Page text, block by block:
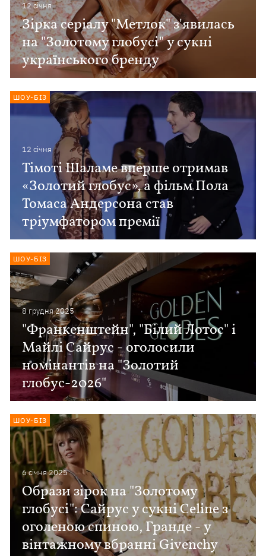
12 сiчня
Зірка серіалу "Метлок" з'явилась
на "Золотому глобусі" у сукні
українського бренду
12 сiчня
Тімоті Шаламе вперше отримав
«Золотий глобус», а фільм Пола
Томаса Андерсона став
тріумфатором премії
ШОУ-БІЗ
8 грудня 2025
"Франкенштейн", "Білий Лотос" і
Майлі Сайрус - оголосили
номінантів на "Золотий
глобус-2026"
ШОУ-БІЗ
6 сiчня 2025
Образи зірок на "Золотому
глобусі": Сайрус у сукні Celine з
оголеною спиною, Гранде - у
вінтажному вбранні Givenchy
ШОУ-БІЗ